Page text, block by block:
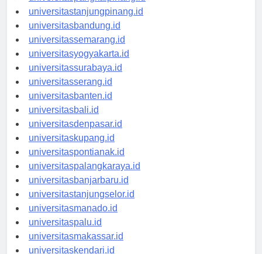
universitaspangkalpinang.id
universitastanjungpinang.id
universitasbandung.id
universitassemarang.id
universitasyogyakarta.id
universitassurabaya.id
universitasserang.id
universitasbanten.id
universitasbali.id
universitasdenpasar.id
universitaskupang.id
universitaspontianak.id
universitaspalangkaraya.id
universitasbanjarbaru.id
universitastanjungselor.id
universitasmanado.id
universitaspalu.id
universitasmakassar.id